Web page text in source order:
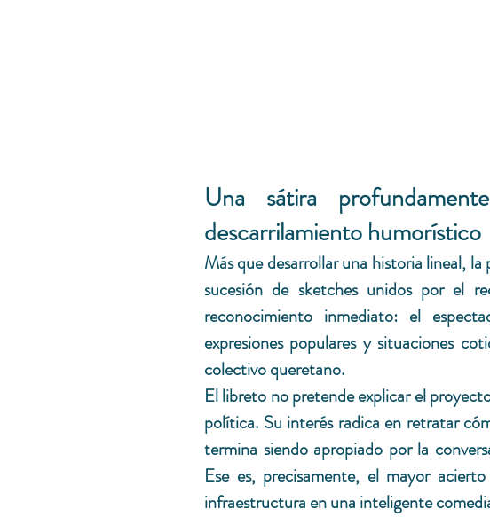
Una sátira
descarrilamiento humorístico
Más que desarrollar una historia lineal,
sucesión de sketches unidos por el
reconocimiento inmediato: el
expresiones populares y situaciones
colectivo queretano.
El libreto no pretende explicar el
política. Su interés radica en retratar
termina siendo apropiado por la
Ese es, precisamente, el mayor
infraestructura en una inteligente